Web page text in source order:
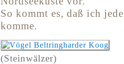
So kommt es, daß ich
komme.
(Steinwälzer)